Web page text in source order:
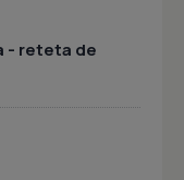
- reteta de